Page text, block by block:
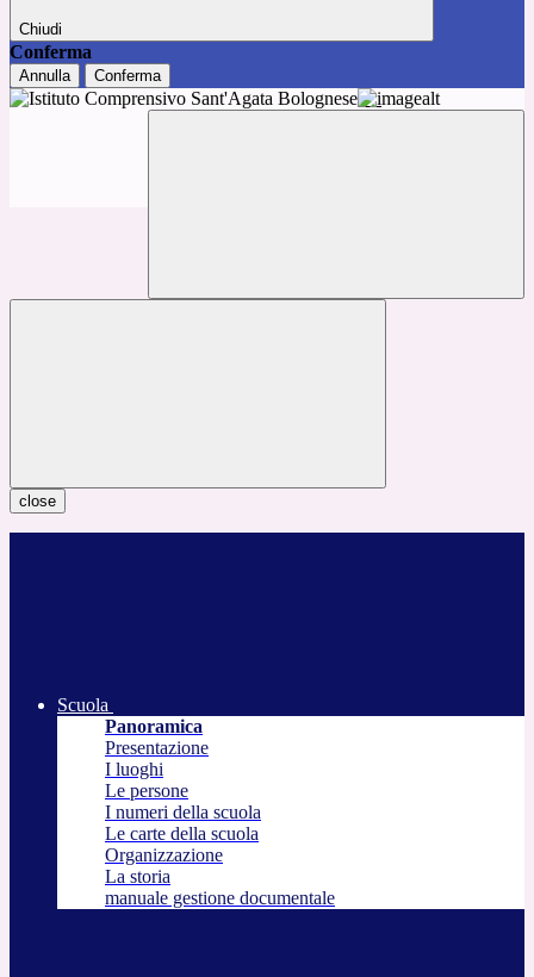
Chiudi
Conferma
Annulla Conferma
close
Scuola
Panoramica
Presentazione
I luoghi
Le persone
I numeri della scuola
Le carte della scuola
Organizzazione
La storia
manuale gestione documentale